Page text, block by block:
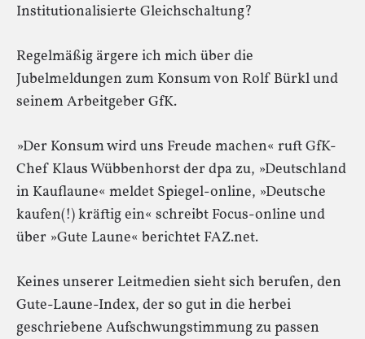
Institutionalisierte Gleichschaltung?
Regelmäßig ärgere ich mich über die
Jubelmeldungen zum Konsum von Rolf Bürkl und
seinem Arbeitgeber GfK.
»Der Konsum wird uns Freude machen« ruft GfK-
Chef Klaus Wübbenhorst der dpa zu, »Deutschland
in Kauflaune« meldet Spiegel-online, »Deutsche
kaufen(!) kräftig ein« schreibt Focus-online und
über »Gute Laune« berichtet FAZ.net.
Keines unserer Leitmedien sieht sich berufen, den
Gute-Laune-Index, der so gut in die herbei
geschriebene Aufschwungstimmung zu passen